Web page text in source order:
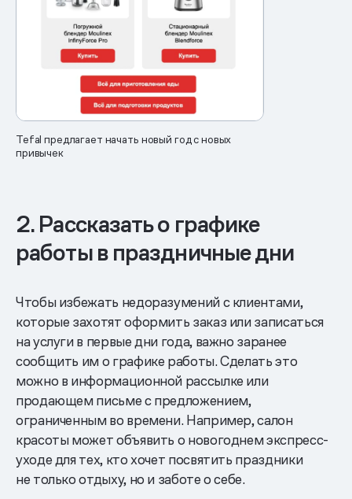
Tefal предлагает начать новый год с новых
привычек
2. Рассказать о графике
работы в праздничные дни
Чтобы избежать недоразумений с клиентами,
которые захотят оформить заказ или записаться
на услуги в первые дни года, важно заранее
сообщить им о графике работы. Сделать это
можно в информационной рассылке или
продающем письме с предложением,
ограниченным во времени. Например, салон
красоты может объявить о новогоднем экспресс-
уходе для тех, кто хочет посвятить праздники
не только отдыху, но и заботе о себе.